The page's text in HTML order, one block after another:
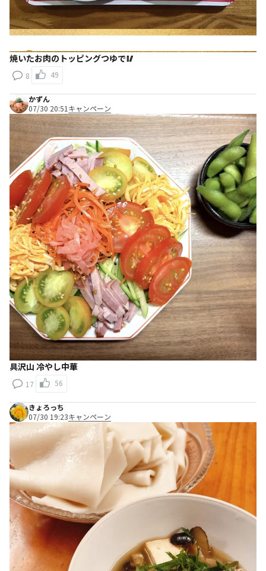
焼いたお肉のトッピングつゆで🥢
8 49
かずん
07/30 20:51 キャンペーン
具沢山 冷やし中華
17 56
きょろっち
07/30 19:23キャンペーン